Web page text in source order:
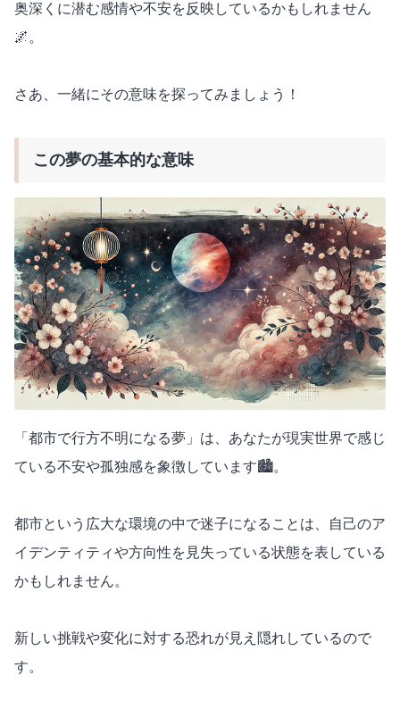
奥深くに潜む感情や不安を反映しているかもしれません
🌌。
さあ、一緒にその意味を探ってみましょう！
この夢の基本的な意味
「都市で行方不明になる夢」は、あなたが現実世界で感じ
ている不安や孤独感を象徴しています🏙️。
都市という広大な環境の中で迷子になることは、自己のア
イデンティティや方向性を見失っている状態を表している
かもしれません。
新しい挑戦や変化に対する恐れが見え隠れしているので
す。